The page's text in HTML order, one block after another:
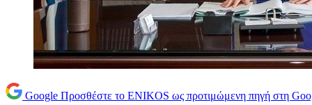
Google Προσθέστε το ENIKOS ως προτιμώμενη πηγή στη